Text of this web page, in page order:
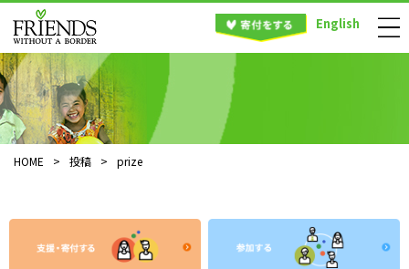
English
HOME > 投稿 > prize